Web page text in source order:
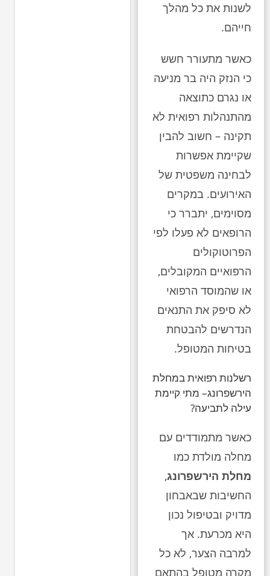
לשנות את כל מהלך
חייהם.
כאשר מתעורר חשש
כי הנזק היה בר מניעה
או נגרם כתוצאה
מהתנהלות רפואית לא
תקינה – חשוב להבין
שקיימת אפשרות
לבחינה משפטית של
האירועים. במקרים
מסוימים, יתברר כי
הרופאים לא פעלו לפי
הפרוטוקולים
הרפואיים המקובלים,
או שהמוסד הרפואי
לא סיפק את התנאים
הנדרשים להבטחת
בטיחות המטופל.
רשלנות רפואית במחלת
הירשפרונג– מתי קיימת
עילה לתביעה?
כאשר מתמודדים עם
מחלה מולדת כמו
מחלת הירשפרונג,
החשיבות שבאבחון
מדויק ובטיפול נכון
היא מכרעת. אך
למרבה הצער, לא כל
מקרה מטופל בהתאם